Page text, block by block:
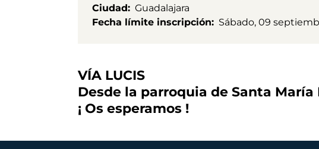
Ciudad
Guadalajara
Fecha límite inscripción
Sábado, 09
VÍA LUCIS
Desde la parroquia de Santa
¡ Os esperamos !